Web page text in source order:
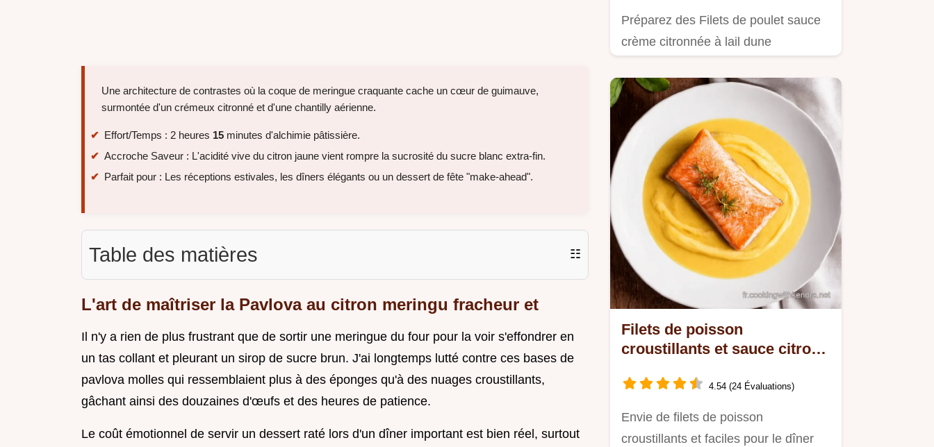
Une architecture de contrastes où la coque de meringue craquante cache un cœur de guimauve,
surmontée d'un crémeux citronné et d'une chantilly aérienne.
Effort/Temps : 2 heures 15 minutes d'alchimie pâtissière.
Accroche Saveur : L'acidité vive du citron jaune vient rompre la sucrosité du sucre blanc extra-fin.
Parfait pour : Les réceptions estivales, les dîners élégants ou un dessert de fête "make-ahead".
Table des matières ☷
L'art de maîtriser la Pavlova au citron meringu fracheur et
Il n'y a rien de plus frustrant que de sortir une meringue du four pour la voir s'effondrer en
un tas collant et pleurant un sirop de sucre brun. J'ai longtemps lutté contre ces bases de
pavlova molles qui ressemblaient plus à des éponges qu'à des nuages croustillants,
gâchant ainsi des douzaines d'œufs et des heures de patience.
Le coût émotionnel de servir un dessert raté lors d'un dîner important est bien réel, surtout
Préparez des Filets de poulet sauce
crème citronnée à lail dune
Filets de poisson
croustillants et sauce citron
4.54 (24 Évaluations)
Envie de filets de poisson
croustillants et faciles pour le dîner